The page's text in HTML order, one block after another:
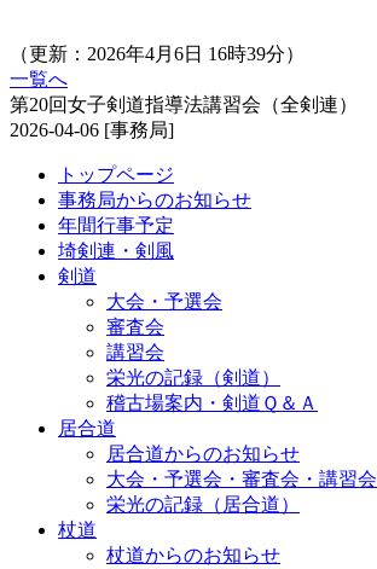
（更新：2026年4月6日 16時39分）
一覧へ
第20回女子剣道指導法講習会（全剣連）
2026-04-06 [事務局]
トップページ
事務局からのお知らせ
年間行事予定
埼剣連・剣風
剣道
大会・予選会
審査会
講習会
栄光の記録（剣道）
稽古場案内・剣道Ｑ＆Ａ
居合道
居合道からのお知らせ
大会・予選会・審査会・講習会
栄光の記録（居合道）
杖道
杖道からのお知らせ